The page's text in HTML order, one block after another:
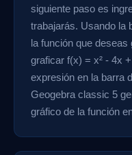
siguiente paso es
trabajarás. Usando la
la función que
graficar f(x) = x² - 4x
expresión en la barra
Geogebra classic 5
gráfico de la función